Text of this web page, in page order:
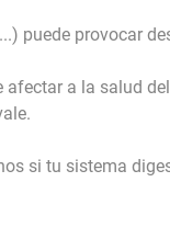
puede provocar
a la salud
si tu sistema